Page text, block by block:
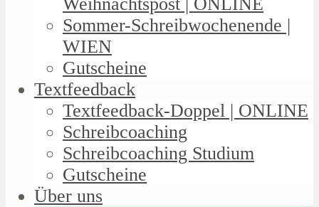
Sommer-Schreibwochenende |
WIEN
Gutscheine
Textfeedback
Textfeedback-Doppel | ONLINE
Schreibcoaching
Schreibcoaching Studium
Gutscheine
Über uns